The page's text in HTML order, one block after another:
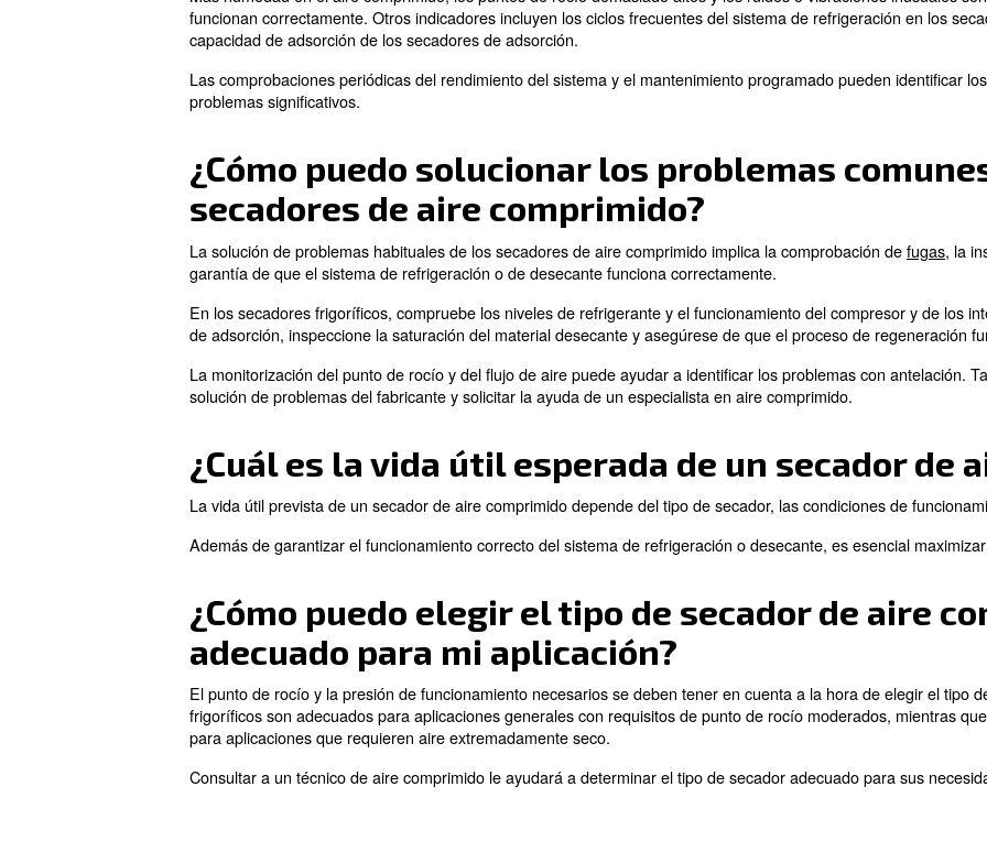
Para obtener más información sobrela humedad del aire comprimido, lea nuestro
¿Cómo puedo mejorar la eficiencia
aire comprimido?
Optimizar el diseño del sistema y las prácticas de mantenimiento puede mejorar la
Si el secador tiene el tamaño adecuado para su aplicación, puede evitar que el
para que se adapte a los requisitos específicos de la aplicación puede evitar un
¡Descubra más con nuestros expertos!
¿Cuáles son los signos de que mi
funciona correctamente?
Más humedad en el aire comprimido, los puntos de rocío demasiado altos y los
funcionan correctamente. Otros indicadores incluyen los ciclos frecuentes del